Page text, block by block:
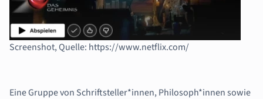
Screenshot, Quelle: https://www.netflix.com/
Eine Gruppe von Schriftsteller*innen, Philosoph*innen sowie